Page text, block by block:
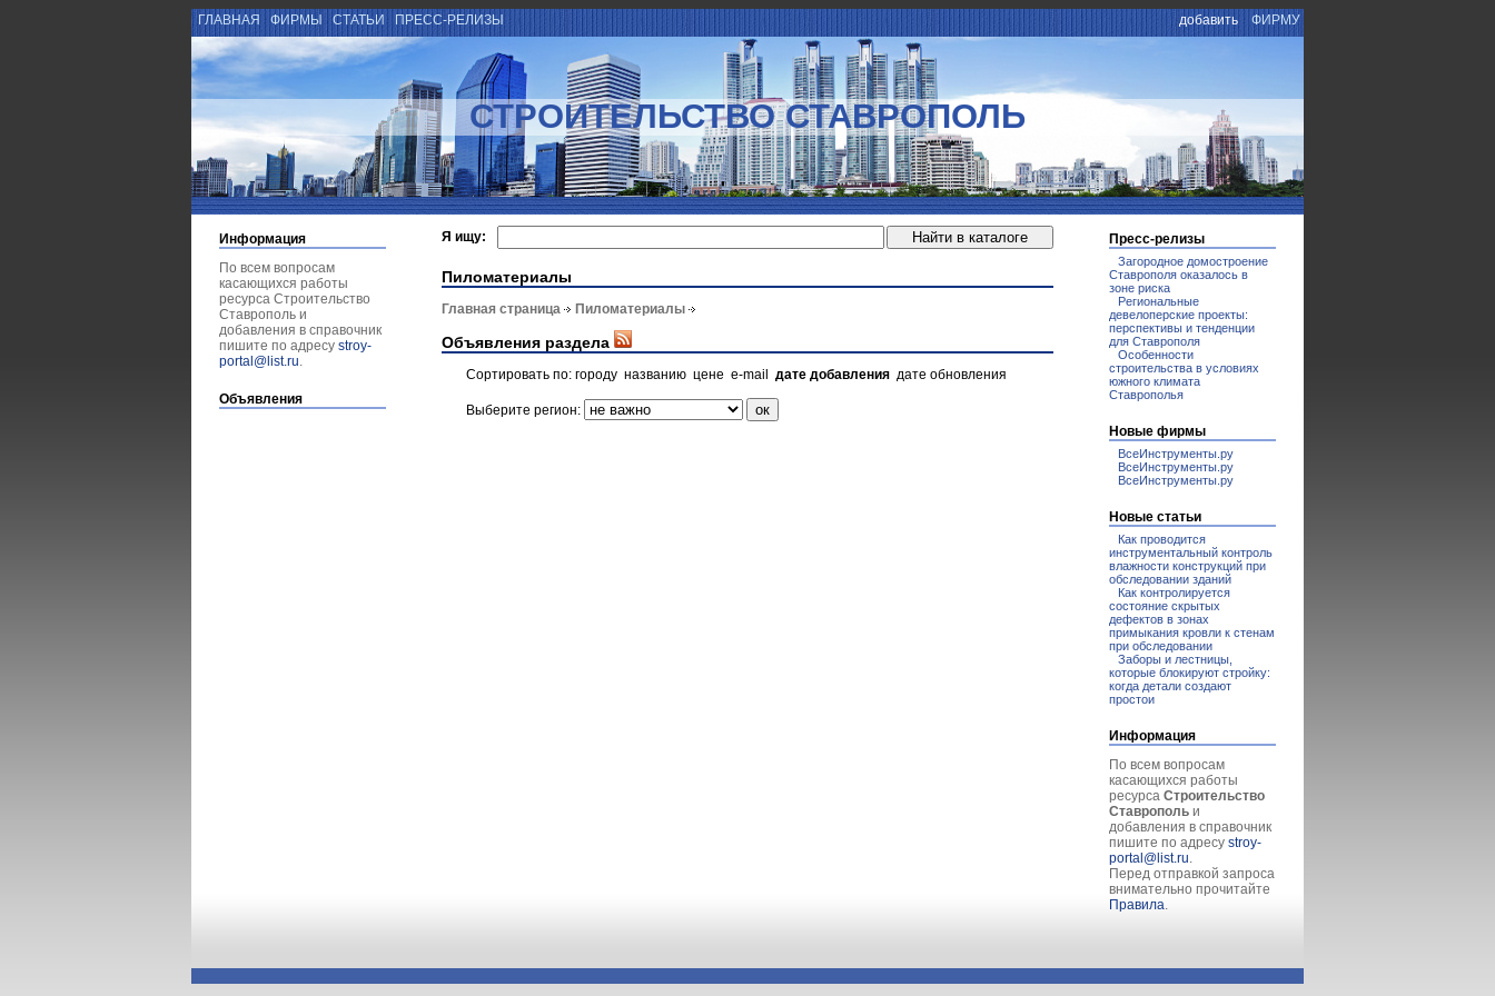
ГЛАВНАЯ ФИРМЫ СТАТЬИ ПРЕСС-РЕЛИЗЫ добавить ФИРМУ
СТРОИТЕЛЬСТВО СТАВРОПОЛЬ
Информация
По всем вопросам
касающихся работы
ресурса Строительство
Ставрополь и
добавления в справочник
пишите по адресу stroy-
portal@list.ru.
Объявления
Я ищу:
Пиломатериалы
Главная страница Пиломатериалы
Объявления раздела
Сортировать по: городу названию цене e-mail дате добавления дате обновления
Выберите регион:
Пресс-релизы
Загородное домостроение
Ставрополя оказалось в
зоне риска
Региональные
девелоперские проекты:
перспективы и тенденции
для Ставрополя
Особенности
строительства в условиях
южного климата
Ставрополья
Новые фирмы
ВсеИнструменты.ру
ВсеИнструменты.ру
ВсеИнструменты.ру
Новые статьи
Как проводится
инструментальный контроль
влажности конструкций при
обследовании зданий
Как контролируется
состояние скрытых
дефектов в зонах
примыкания кровли к стенам
при обследовании
Заборы и лестницы,
которые блокируют стройку:
когда детали создают
простои
Информация
По всем вопросам
касающихся работы
ресурса Строительство
Ставрополь и
добавления в справочник
пишите по адресу stroy-
portal@list.ru.
Перед отправкой запроса
внимательно прочитайте
Правила.